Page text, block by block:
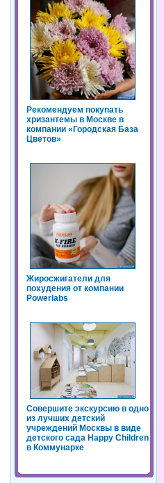
Рекомендуем покупать
хризантемы в Москве в
компании «Городская База
Цветов»
Жиросжигатели для
похудения от компании
Powerlabs
Совершите экскурсию в одно
из лучших детский
учреждений Москвы в виде
детского сада Happy Children
в Коммунарке